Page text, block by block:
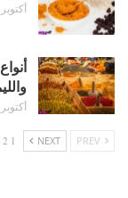
أكتوبر 11, 2021
أكتوبر 11, 2021
NEXT
1 od 2 |